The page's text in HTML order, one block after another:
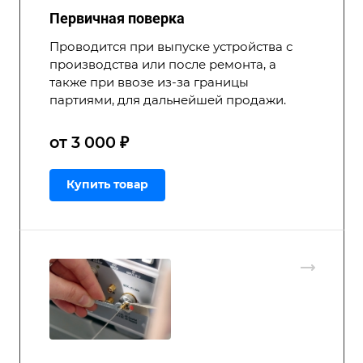
Первичная поверка
Проводится при выпуске устройства с
производства или после ремонта, а
также при ввозе из-за границы
партиями, для дальнейшей продажи.
от 3 000 ₽
Купить товар